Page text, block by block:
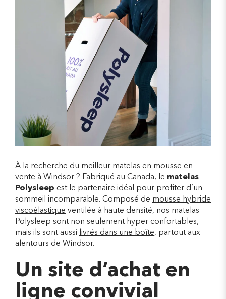
À la recherche du meilleur matelas en mousse en
vente à Windsor ? Fabriqué au Canada, le matelas
Polysleep est le partenaire idéal pour profiter d’un
sommeil incomparable. Composé de mousse hybride
viscoélastique ventilée à haute densité, nos matelas
Polysleep sont non seulement hyper confortables,
mais ils sont aussi livrés dans une boîte, partout aux
alentours de Windsor.
Un site d’achat en
ligne convivial